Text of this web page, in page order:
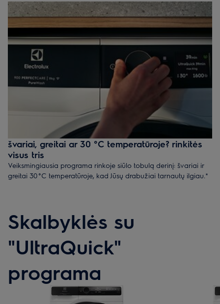
švariai, greitai ar 30 °C temperatūroje? rinkitės
visus tris
Veiksmingiausia programa rinkoje siūlo tobulą derinį: švariai ir
greitai 30 °C temperatūroje, kad Jūsų drabužiai tarnautų ilgiau.*
Skalbyklės su
"UltraQuick"
programa